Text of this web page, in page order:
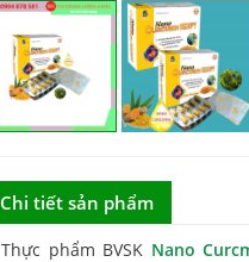
Chi tiết sản phẩm
Thực phẩm BVSK Nano